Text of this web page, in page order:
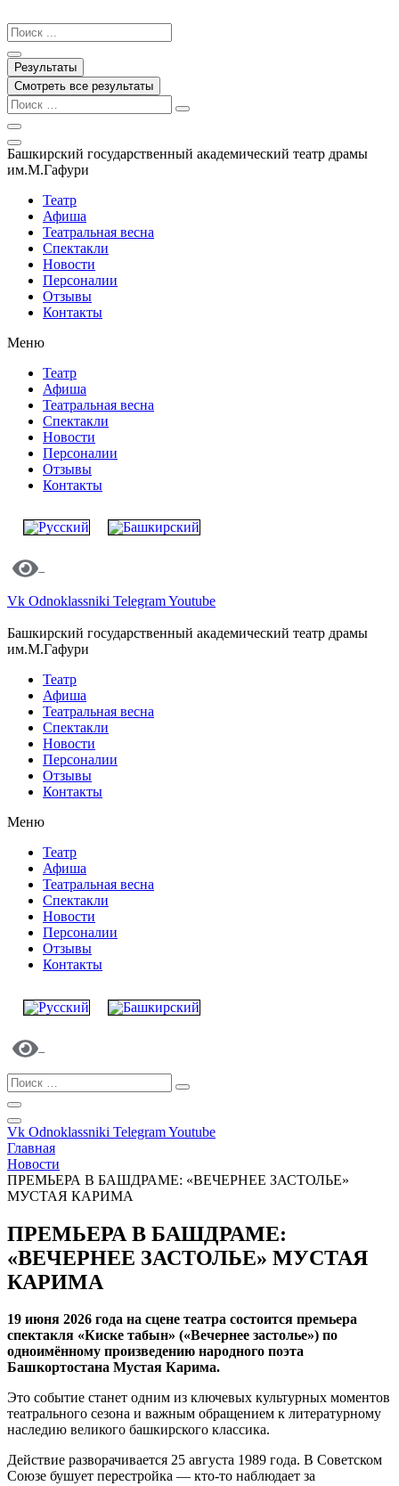
к
содержимому
Search
...
Результаты
Смотреть все результаты
Башкирский государственный академический театр драмы
им.М.Гафури
Театр
Афиша
Театральная весна
Спектакли
Новости
Персоналии
Отзывы
Контакты
Меню
Театр
Афиша
Театральная весна
Спектакли
Новости
Персоналии
Отзывы
Контакты
Vk Odnoklassniki TelegramYoutube
Башкирский государственный академический театр драмы
им.М.Гафури
Театр
Афиша
Театральная весна
Спектакли
Новости
Персоналии
Отзывы
Контакты
Меню
Театр
Афиша
Театральная весна
Спектакли
Новости
Персоналии
Отзывы
Контакты
Vk Odnoklassniki TelegramYoutube
Главная
Новости
ПРЕМЬЕРА В БАШДРАМЕ: «ВЕЧЕРНЕЕ ЗАСТОЛЬЕ»
МУСТАЯ КАРИМА
ПРЕМЬЕРА В БАШДРАМЕ:
«ВЕЧЕРНЕЕ ЗАСТОЛЬЕ» МУСТАЯ
КАРИМА
19 июня 2026 года на сцене театра состоится премьера
спектакля «Киске табын» («Вечернее застолье») по
одноимённому произведению народного поэта
Башкортостана Мустая Карима.
Это событие станет одним из ключевых культурных моментов
театрального сезона и важным обращением к литературному
наследию великого башкирского классика.
Действие разворачивается 25 августа 1989 года. В Советском
Союзе бушует перестройка — кто-то наблюдает за